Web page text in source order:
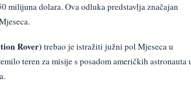
milijuna dolara. Ova odluka predstavlja značajan
Rover) trebao je istražiti južni pol Mjeseca u
teren za misije s posadom američkih astronauta